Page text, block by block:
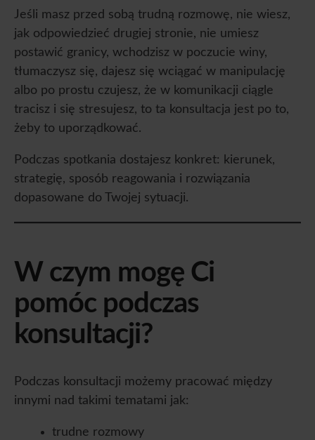
Jeśli masz przed sobą trudną rozmowę, nie wiesz,
jak odpowiedzieć drugiej stronie, nie umiesz
postawić granicy, wchodzisz w poczucie winy,
tłumaczysz się, dajesz się wciągać w manipulację
albo po prostu czujesz, że w komunikacji ciągle
tracisz i się stresujesz, to ta konsultacja jest po to,
żeby to uporządkować.
Podczas spotkania dostajesz konkret: kierunek,
strategię, sposób reagowania i rozwiązania
dopasowane do Twojej sytuacji.
W czym mogę Ci
pomóc podczas
konsultacji?
Podczas konsultacji możemy pracować między
innymi nad takimi tematami jak:
trudne rozmowy